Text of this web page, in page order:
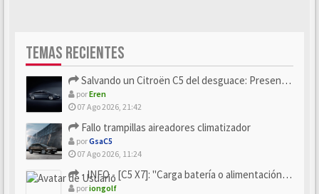
TEMAS RECIENTES
Salvando un Citroën C5 del desguace: Presentación y seguimiento
porEren
07 Ago 2026, 21:42
Fallo trampillas aireadores climatizador
porGsaC5
07 Ago 2026, 11:24
- INFO - [C5 X7]: "Carga batería o alimentación eléctri...
poriongolf